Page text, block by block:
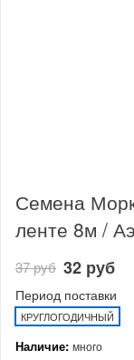
Семена
ленте 8м /
37 руб 32 руб
Период поставки
КРУГЛОГОДИЧНЫЙ
Наличие: много